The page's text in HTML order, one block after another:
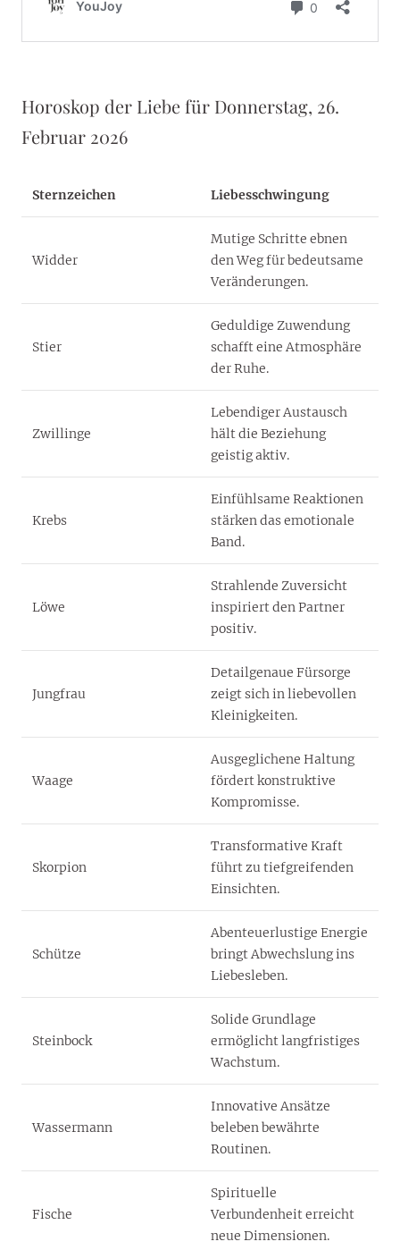
Horoskop der Liebe für Donnerstag, 26.
Februar 2026
Sternzeichen Liebesschwingung
Widder
Mutige Schritte ebnen
den Weg für bedeutsame
Veränderungen.
Stier
Geduldige Zuwendung
schafft eine Atmosphäre
der Ruhe.
Zwillinge
Lebendiger Austausch
hält die Beziehung
geistig aktiv.
Krebs
Einfühlsame Reaktionen
stärken das emotionale
Band.
Löwe
Strahlende Zuversicht
inspiriert den Partner
positiv.
Jungfrau
Detailgenaue Fürsorge
zeigt sich in liebevollen
Kleinigkeiten.
Waage
Ausgeglichene Haltung
fördert konstruktive
Kompromisse.
Skorpion
Transformative Kraft
führt zu tiefgreifenden
Einsichten.
Schütze
Abenteuerlustige Energie
bringt Abwechslung ins
Liebesleben.
Steinbock
Solide Grundlage
ermöglicht langfristiges
Wachstum.
Wassermann
Innovative Ansätze
beleben bewährte
Routinen.
Fische
Spirituelle
Verbundenheit erreicht
neue Dimensionen.